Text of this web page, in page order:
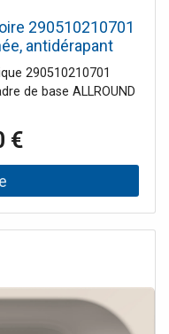
290510210701
antidérapant
290510210701
de base ALLROUND
€